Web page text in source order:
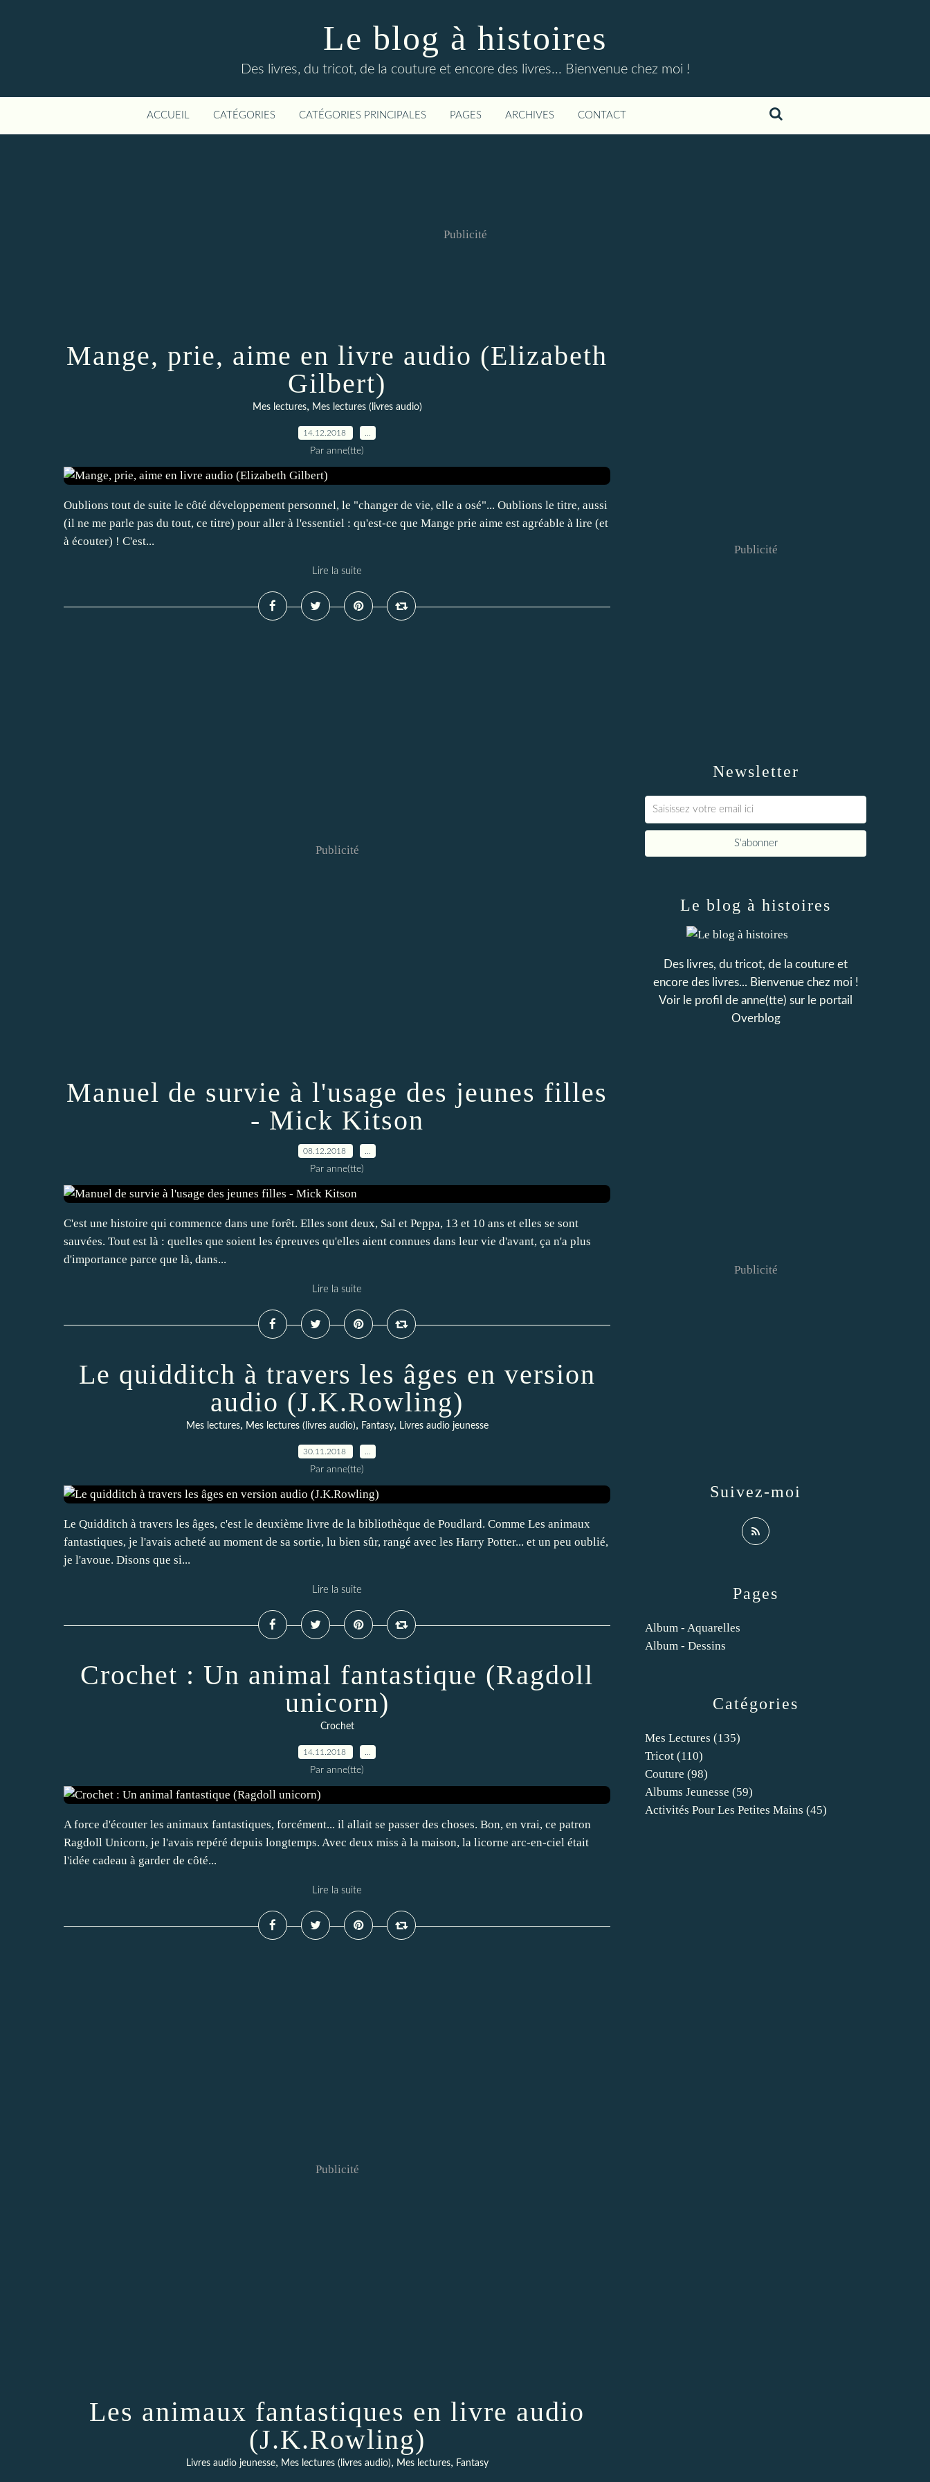
Le blog à histoires
Des livres, du tricot, de la couture et encore des livres... Bienvenue chez moi !
ACCUEIL CATÉGORIES CATÉGORIES PRINCIPALES PAGES ARCHIVES CONTACT
Publicité
Mange, prie, aime en livre audio (Elizabeth
Gilbert)
Mes lectures, Mes lectures (livres audio)
14.12.2018
Par anne(tte)
Oublions tout de suite le côté développement personnel, le "changer de vie, elle a osé"... Oublions le titre, aussi
(il ne me parle pas du tout, ce titre) pour aller à l'essentiel : qu'est-ce que Mange prie aime est agréable à lire (et
à écouter) ! C'est...
Lire la suite
Publicité
Manuel de survie à l'usage des jeunes filles
- Mick Kitson
08.12.2018
Par anne(tte)
C'est une histoire qui commence dans une forêt. Elles sont deux, Sal et Peppa, 13 et 10 ans et elles se sont
sauvées. Tout est là : quelles que soient les épreuves qu'elles aient connues dans leur vie d'avant, ça n'a plus
d'importance parce que là, dans...
Lire la suite
Le quidditch à travers les âges en version
audio (J.K.Rowling)
Mes lectures, Mes lectures (livres audio), Fantasy, Livres audio jeunesse
30.11.2018
Par anne(tte)
Le Quidditch à travers les âges, c'est le deuxième livre de la bibliothèque de Poudlard. Comme Les animaux
fantastiques, je l'avais acheté au moment de sa sortie, lu bien sûr, rangé avec les Harry Potter... et un peu oublié,
je l'avoue. Disons que si...
Lire la suite
Crochet : Un animal fantastique (Ragdoll
unicorn)
Crochet
14.11.2018
Par anne(tte)
A force d'écouter les animaux fantastiques, forcément... il allait se passer des choses. Bon, en vrai, ce patron
Ragdoll Unicorn, je l'avais repéré depuis longtemps. Avec deux miss à la maison, la licorne arc-en-ciel était
l'idée cadeau à garder de côté...
Lire la suite
Publicité
Les animaux fantastiques en livre audio
(J.K.Rowling)
Livres audio jeunesse, Mes lectures (livres audio), Mes lectures, Fantasy
Newsletter
Publicité
Catégories
Mes Lectures (135)
Tricot (110)
Couture (98)
Albums Jeunesse (59)
Activités Pour Les Petites Mains (45)
Pages
Album - Aquarelles
Album - Dessins
Le blog à histoires
Des livres, du tricot, de la couture et
encore des livres... Bienvenue chez moi !
Voir le profil de anne(tte) sur le portail
Overblog
Suivez-moi
Publicité